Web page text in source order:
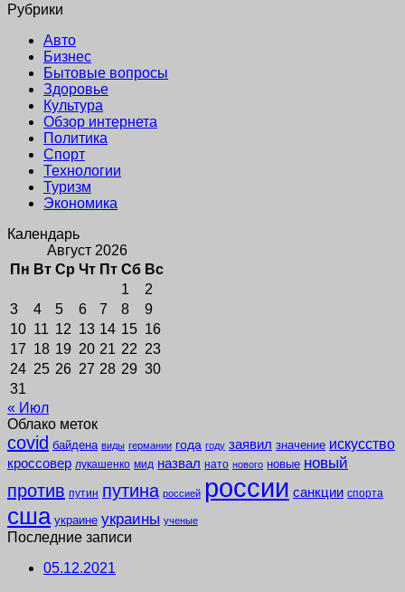
Рубрики
Авто
Бизнес
Бытовые вопросы
Здоровье
Культура
Обзор интернета
Политика
Спорт
Технологии
Туризм
Экономика
Календарь
Август 2026
Пн Вт Ср Чт Пт Сб Вс
1
2
3
4 5 6 7 8
9
10 11 12 13 14 15 16
17 18 19 20 21 22 23
24 25 26 27 28 29 30
31
« Июл
Облако меток
covid байдена виды германии года году заявил значение искусство
кроссовер лукашенко мид назвал нато нового новые новый
против путин путина россией россии санкции спорта
сша украине украины ученые
Последние записи
05.12.2021